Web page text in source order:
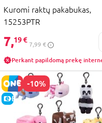
Kuromi raktų pakabukas,
15253PTR
7,19 €
7,99 €
Perkant papildomą prekę
-10%
E-KAINA